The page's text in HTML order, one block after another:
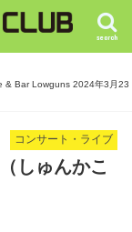
search
& Bar Lowguns 2024年3月23
コンサート・ライブ
しゅんかこ